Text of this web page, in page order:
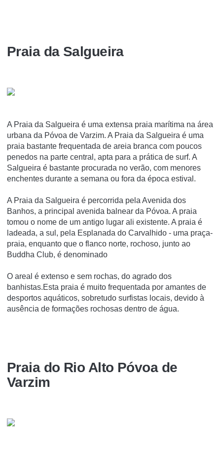
Praia da Salgueira
A Praia da Salgueira é uma extensa praia marí­tima na área
urbana da Póvoa de Varzim. A Praia da Salgueira é uma
praia bastante frequentada de areia branca com poucos
penedos na parte central, apta para a prática de surf. A
Salgueira é bastante procurada no verão, com menores
enchentes durante a semana ou fora da época estival.
A Praia da Salgueira é percorrida pela Avenida dos
Banhos, a principal avenida balnear da Póvoa. A praia
tomou o nome de um antigo lugar ali existente. A praia é
ladeada, a sul, pela Esplanada do Carvalhido - uma praça-
praia, enquanto que o flanco norte, rochoso, junto ao
Buddha Club, é denominado
O areal é extenso e sem rochas, do agrado dos
banhistas.Esta praia é muito frequentada por amantes de
desportos aquáticos, sobretudo surfistas locais, devido à
ausência de formações rochosas dentro de água.
Praia do Rio Alto Póvoa de
Varzim